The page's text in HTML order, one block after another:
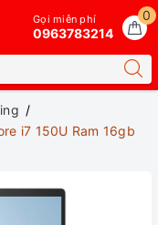
0
Gọi miễn phí
0963783214
i7 150U Ram 16gb